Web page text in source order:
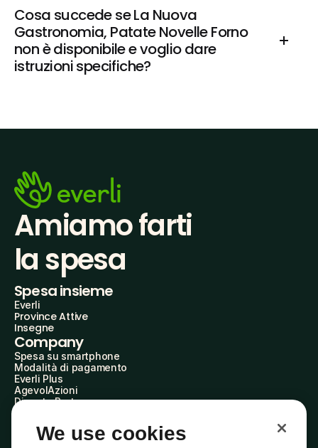
Cosa succede se La Nuova
Gastronomia, Patate Novelle Forno
non è disponibile e voglio dare
istruzioni specifiche?
Amiamo farti
la spesa
Spesa insieme
Everli
Province Attive
Insegne
Company
Spesa su smartphone
Modalità di pagamento
Everli Plus
AgevolAzioni
Diventa Partner
Everli Shoppers
About Us
We use cookies